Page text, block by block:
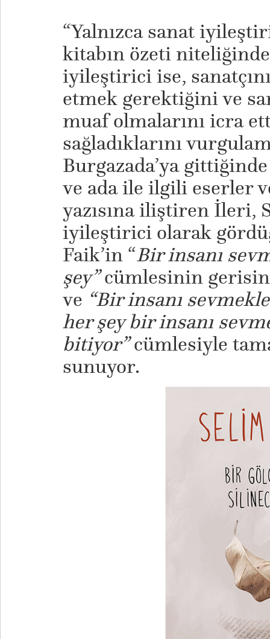
“Yalnızca sanat
kitabın özeti
iyileştirici ise,
etmek gerektiğini ve
muaf olmalarını icra
sağladıklarını
Burgazada’ya
ve ada ile ilgili eserler
yazısına iliştiren İleri,
iyileştirici olarak
Faik’in “Bir insanı
şey”cümlesinin
ve “Bir insanı
her şey bir insanı
bitiyor”cümlesiyle
sunuyor.